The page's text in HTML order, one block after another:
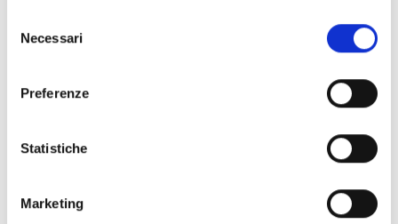
delNecessari
Preferenze
Statistiche
MarketingUn massaggio d’acqua: rilassamento,